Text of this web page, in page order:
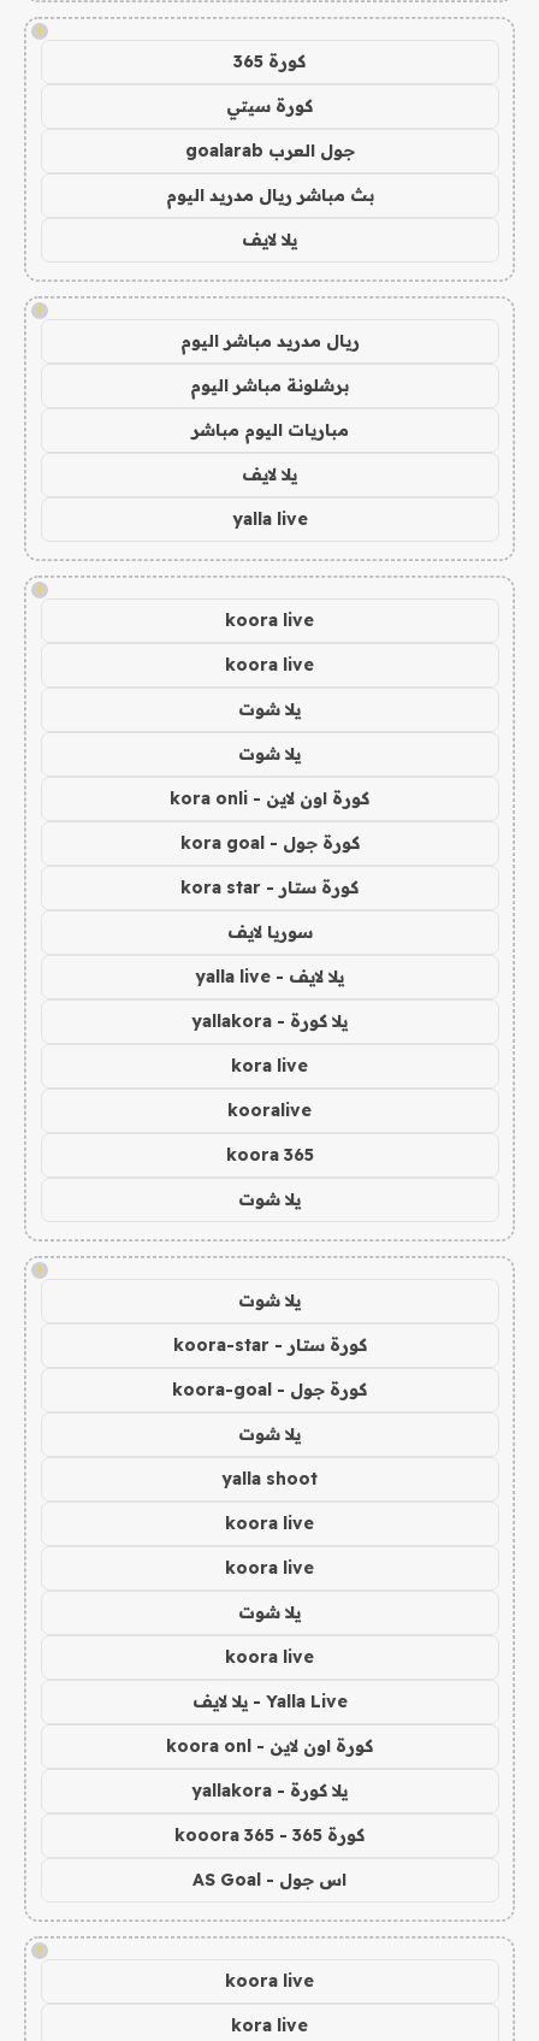
!
كورة 365
كورة سيتي
جول العرب goalarab
بث مباشر ريال مدريد اليوم
يلا لايف
!
ريال مدريد مباشر اليوم
برشلونة مباشر اليوم
مباريات اليوم مباشر
يلا لايف
yalla live
!
koora live
koora live
يلا شوت
يلا شوت
كورة اون لاين - kora onli
كورة جول - kora goal
كورة ستار - kora star
سوريا لايف
يلا لايف - yalla live
يلا كورة - yallakora
kora live
kooralive
koora 365
يلا شوت
!
يلا شوت
كورة ستار - koora-star
كورة جول - koora-goal
يلا شوت
yalla shoot
koora live
koora live
يلا شوت
koora live
Yalla Live - يلا لايف
كورة اون لاين - koora onl
يلا كورة - yallakora
كورة 365 - kooora 365
اس جول - AS Goal
!
koora live
kora live